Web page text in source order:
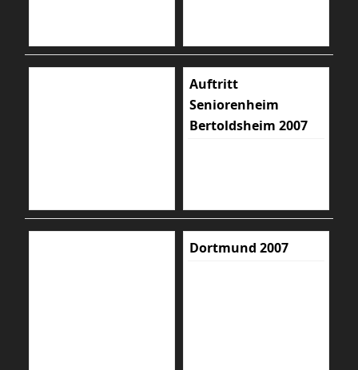
Auftritt
Seniorenheim
Bertoldsheim 2007
Dortmund 2007